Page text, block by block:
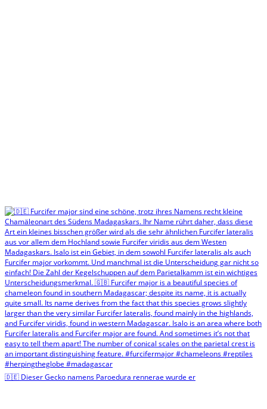
🇩🇪 Dieser Gecko namens Paroedura rennerae wurde er